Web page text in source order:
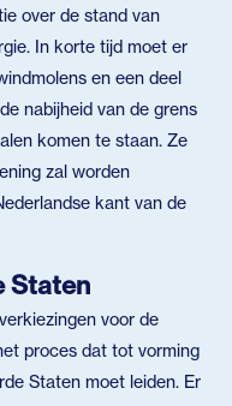
over de stand van
In korte tijd moet er
en een deel
nabijheid van de grens
komen te staan. Ze
zal worden
kant van de
Staten
voor de
proces dat tot vorming
Staten moet leiden. Er